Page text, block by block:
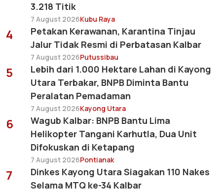
3.218 Titik
7 August 2026Kubu Raya
4
Petakan Kerawanan, Karantina Tinjau
Jalur Tidak Resmi di Perbatasan Kalbar
7 August 2026Putussibau
5
Lebih dari 1.000 Hektare Lahan di Kayong
Utara Terbakar, BNPB Diminta Bantu
Peralatan Pemadaman
7 August 2026Kayong Utara
6
Wagub Kalbar: BNPB Bantu Lima
Helikopter Tangani Karhutla, Dua Unit
Difokuskan di Ketapang
7 August 2026Pontianak
7
Dinkes Kayong Utara Siagakan 110 Nakes
Selama MTQ ke-34 Kalbar